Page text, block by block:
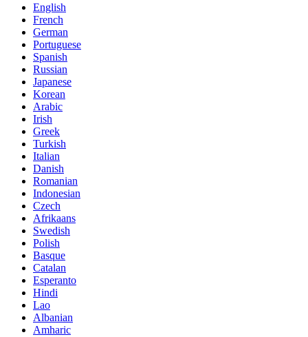
English
French
German
Portuguese
Spanish
Russian
Japanese
Korean
Arabic
Irish
Greek
Turkish
Italian
Danish
Romanian
Indonesian
Czech
Afrikaans
Swedish
Polish
Basque
Catalan
Esperanto
Hindi
Lao
Albanian
Amharic